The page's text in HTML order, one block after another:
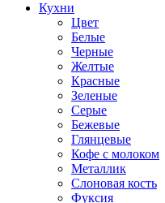
Кухни
Цвет
Белые
Черные
Желтые
Красные
Зеленые
Серые
Бежевые
Глянцевые
Кофе с молоком
Металлик
Слоновая кость
Фуксия